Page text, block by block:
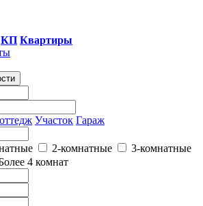
КП Квартиры
Участок Гараж
2-комнатные
3-комнатные
4 комнат